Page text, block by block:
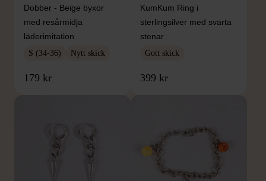
Dobber - Beige byxor
med resårmidja
läderimitation
S (34-36) Nytt skick
179 kr
KumKum Ring i
sterlingsilver med svarta
stenar
Gott skick
399 kr